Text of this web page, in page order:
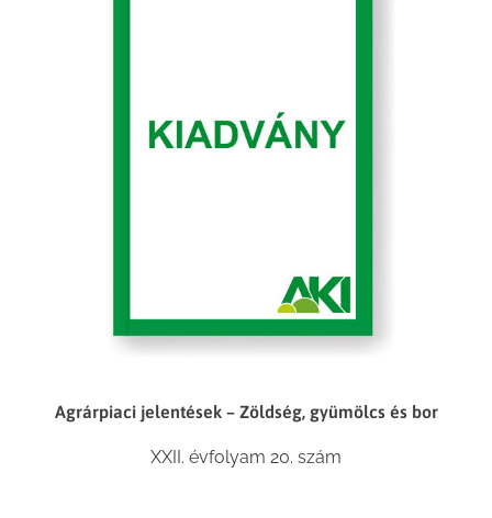
Agrárpiaci jelentések – Zöldség, gyümölcs és bor
XXII. évfolyam 20. szám